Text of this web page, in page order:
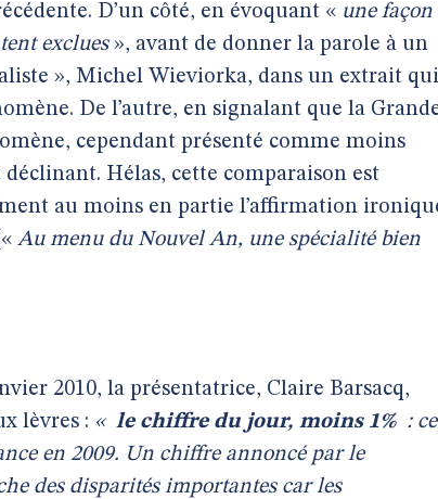
D’un côté, en évoquant « une façon
exclues», avant de donner la parole à un
», Michel Wieviorka, dans un extrait qui
De l’autre, en signalant que la
cependant présenté comme moins
Hélas, cette comparaison est
au moins en partie l’affirmation
Au menu du Nouvel An, une spécialité bien
2010, la présentatrice, Claire Barsacq,
lèvres : « le chiffre du jour, moins 1% : ce
en 2009. Un chiffre annoncé par le
des disparités importantes car les